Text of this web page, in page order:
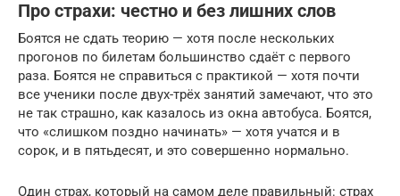
Про страхи: честно и без лишних слов
Боятся не сдать теорию — хотя после нескольких
прогонов по билетам большинство сдаёт с первого
раза. Боятся не справиться с практикой — хотя почти
все ученики после двух-трёх занятий замечают, что это
не так страшно, как казалось из окна автобуса. Боятся,
что «слишком поздно начинать» — хотя учатся и в
сорок, и в пятьдесят, и это совершенно нормально.
Один страх, который на самом деле правильный: страх